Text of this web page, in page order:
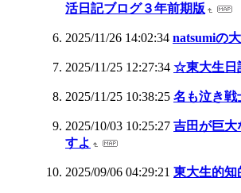
活日記ブログ３年前期版
2025/11/26 14:02:34 natsumiの
2025/11/25 12:27:34 ☆東大生
2025/11/25 10:38:25 名も泣き戦
2025/10/03 10:25:27 吉田が巨大
すよ
2025/09/06 04:29:21 東大生的知